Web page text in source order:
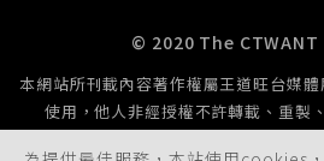
而偏好外表成熟的伴侶。專家指出
為「渴望生育者更喜歡年輕外表」
歲的成年單身者在尋求生育伴侶時
者更具優勢。研究顯示，這種偏好
兒能力，而是成熟伴侶的心理穩定
© 2020 The
本網站所刊載內容著作權屬王道旺台媒
使用，他人非經授權不許轉載、重製